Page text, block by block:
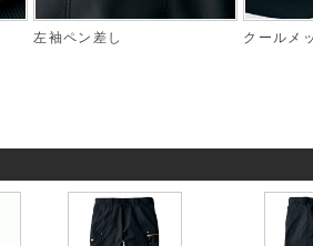
左袖ペン差し クールメ